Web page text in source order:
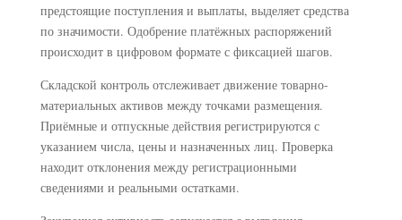
предстоящие поступления и выплаты, выделяет средства
по значимости. Одобрение платёжных распоряжений
происходит в цифровом формате с фиксацией шагов.
Складской контроль отслеживает движение товарно-
материальных активов между точками размещения.
Приёмные и отпускные действия регистрируются с
указанием числа, цены и назначенных лиц. Проверка
находит отклонения между регистрационными
сведениями и реальными остатками.